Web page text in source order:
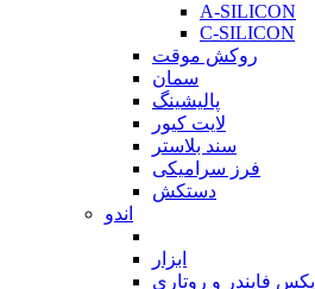
A-SILICON
C-SILICON
روکش موقت
سمان
پالیشینگ
لایت کیور
سند بلاستر
فرز سرامیکی
دستکش
اندو
ابزار
اپکس فایندر و روتاری